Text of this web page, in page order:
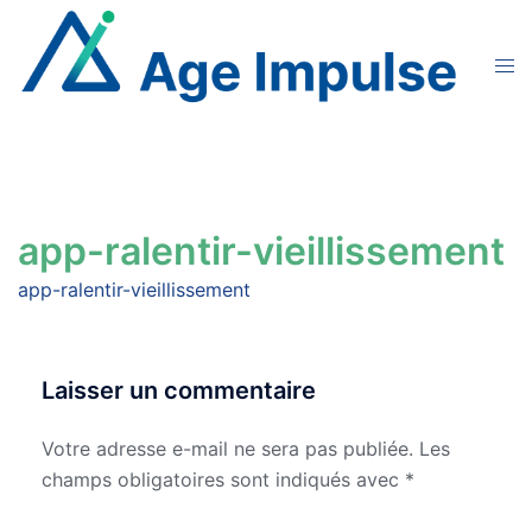
contenu
app-ralentir-vieillissement
app-ralentir-vieillissement
Laisser un commentaire
Votre adresse e-mail ne sera pas publiée. Les
champs obligatoires sont indiqués avec *